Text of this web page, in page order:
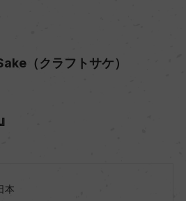
（クラフトサケ）
本